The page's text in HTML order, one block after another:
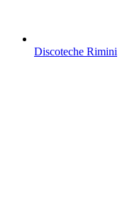
Discoteche Rimini